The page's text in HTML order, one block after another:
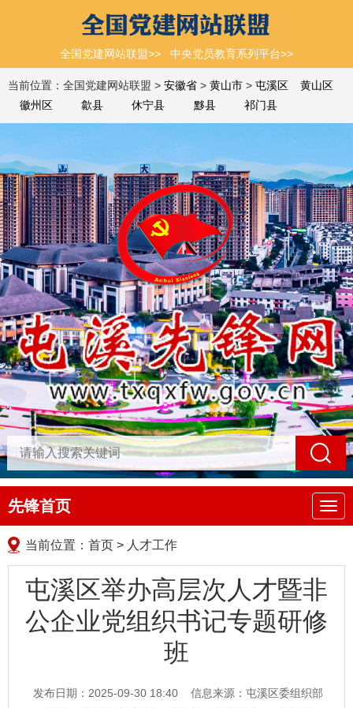
全国党建网站联盟>> 中央党员教育系列平台>>
当前位置：全国党建网站联盟 > 安徽省 > 黄山市 > 屯溪区
黄山区
徽州区
歙县 休宁县 黟县 祁门县
导
航
先锋首页
当前位置： 首页 > 人才工作
屯溪区举办高层次人才暨非
公企业党组织书记专题研修
班
发布日期：2025-09-30 18:40
信息来源：屯溪区委组织部